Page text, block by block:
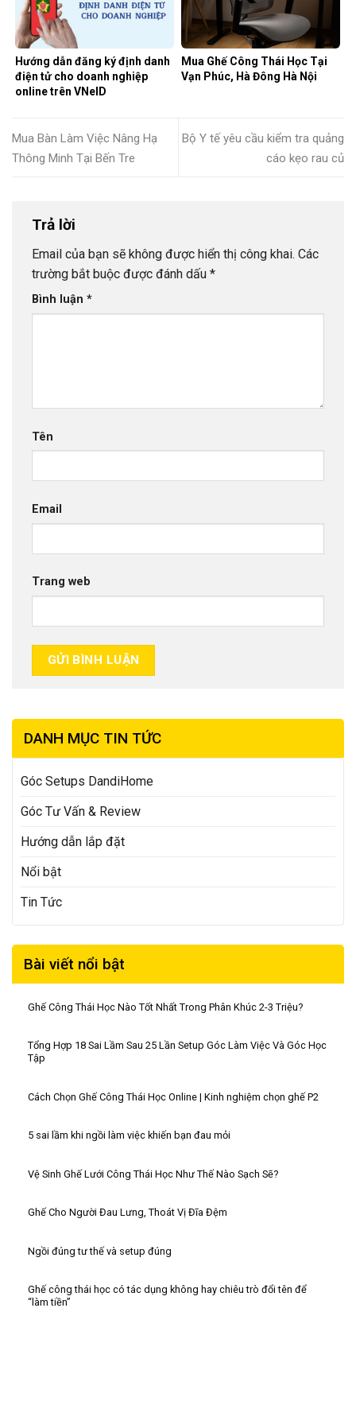
Hướng dẫn đăng ký định danh
điện tử cho doanh nghiệp
online trên VNeID
Mua Ghế Công Thái Học Tại
Vạn Phúc, Hà Đông Hà Nội
Mua Bàn Làm Việc Nâng Hạ
Thông Minh Tại Bến Tre
Bộ Y tế yêu cầu kiểm tra quảng
cáo kẹo rau củ
Trả lời
Email của bạn sẽ không được hiển thị công khai. Các
trường bắt buộc được đánh dấu *
Bình luận *
Tên
Email
Trang web
DANH MỤC TIN TỨC
Góc Setups DandiHome
Góc Tư Vấn & Review
Hướng dẫn lắp đặt
Nổi bật
Tin Tức
Bài viết nổi bật
Ghế Công Thái Học Nào Tốt Nhất Trong Phân Khúc 2-3 Triệu?
Tổng Hợp 18 Sai Lầm Sau 25 Lần Setup Góc Làm Việc Và Góc Học
Tập
Cách Chọn Ghế Công Thái Học Online | Kinh nghiệm chọn ghế P2
5 sai lầm khi ngồi làm việc khiến bạn đau mỏi
Vệ Sinh Ghế Lưới Công Thái Học Như Thế Nào Sạch Sẽ?
Ghế Cho Người Đau Lưng, Thoát Vị Đĩa Đệm
Ngồi đúng tư thế và setup đúng
Ghế công thái học có tác dụng không hay chiêu trò đổi tên để
“làm tiền”